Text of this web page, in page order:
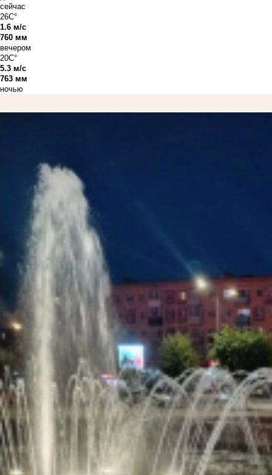
сейчас
26C°
1.6 м/с
760 мм
вечером
20C°
5.3 м/с
763 мм
ночью